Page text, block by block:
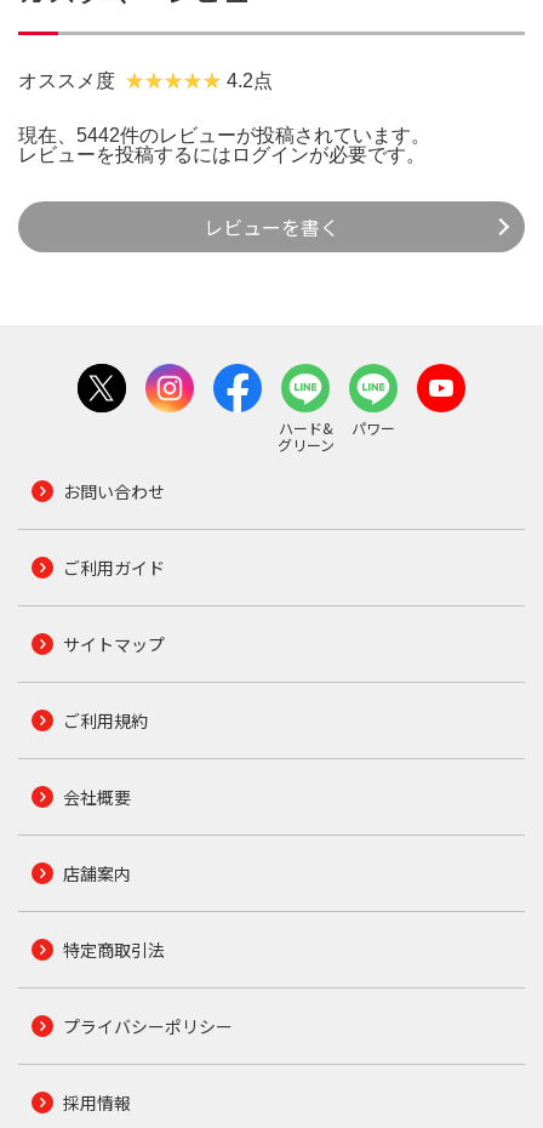
オススメ度 4.2点
現在、5442件のレビューが投稿されています。
レビューを投稿するには ログインが必要です。
レビューを書く
ハード&
グリーン
パワー
お問い合わせ
ご利用ガイド
サイトマップ
ご利用規約
会社概要
店舗案内
特定商取引法
プライバシーポリシー
採用情報